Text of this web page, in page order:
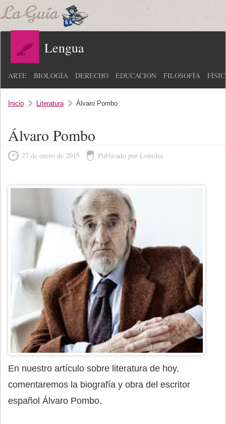
Lengua
ARTE BIOLOGÍA DERECHO EDUCACIÓN FILOSOFÍA
Inicio Literatura Álvaro Pombo
Álvaro Pombo
27 de enero de 2015 Publicado por Lourdes
En nuestro artículo sobre literatura de hoy,
comentaremos la biografía y obra del escritor
español Álvaro Pombo.